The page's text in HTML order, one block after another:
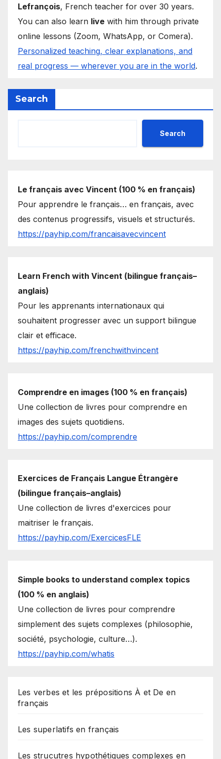
Lefrançois, French teacher for over 30 years.
You can also learn live with him through private
online lessons (Zoom, WhatsApp, or Comera).
Personalized teaching, clear explanations, and
real progress — wherever you are in the world.
Search
Search
Le français avec Vincent (100 % en français)
Pour apprendre le français… en français, avec
des contenus progressifs, visuels et structurés.
https://payhip.com/francaisavecvincent
Learn French with Vincent (bilingue français–
anglais)
Pour les apprenants internationaux qui
souhaitent progresser avec un support bilingue
clair et efficace.
https://payhip.com/frenchwithvincent
Comprendre en images (100 % en français)
Une collection de livres pour comprendre en
images des sujets quotidiens.
https://payhip.com/comprendre
Exercices de Français Langue Étrangère
(bilingue français–anglais)
Une collection de livres d'exercices pour
maitriser le français.
https://payhip.com/ExercicesFLE
Simple books to understand complex topics
(100 % en anglais)
Une collection de livres pour comprendre
simplement des sujets complexes (philosophie,
société, psychologie, culture…).
https://payhip.com/whatis
Les verbes et les prépositions À et De en
français
Les superlatifs en français
Les strucutres hypothétiques complexes en